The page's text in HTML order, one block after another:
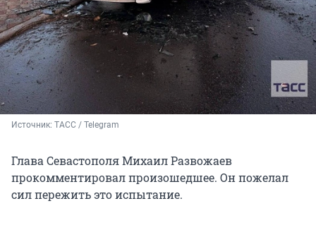
Источник: ТАСС / Telegram
Глава Севастополя Михаил Развожаев
прокомментировал произошедшее. Он пожелал
сил пережить это испытание.